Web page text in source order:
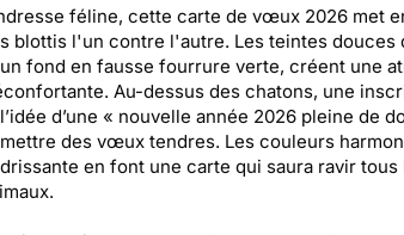
féline, cette carte de vœux 2026 met
blottis l'un contre l'autre. Les teintes douces
fond en fausse fourrure verte, créent une
Au-dessus des chatons, une
d’une « nouvelle année 2026 pleine de
des vœux tendres. Les couleurs
en font une carte qui saura ravir tous